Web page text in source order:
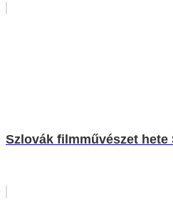
Szlovák filmművészet hete